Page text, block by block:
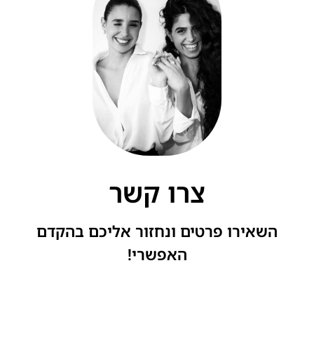
צרו קשר
השאירו פרטים ונחזור אליכם בהקדם
האפשרי!